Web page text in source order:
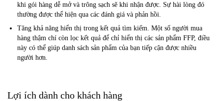
khi gói hàng dễ mở và trông sạch sẽ khi nhận được. Sự hài lòng đó
thường được thể hiện qua các đánh giá và phản hồi.
Tăng khả năng hiển thị trong kết quả tìm kiếm. Một số người mua
hàng thậm chí còn lọc kết quả để chỉ hiển thị các sản phẩm FFP, điều
này có thể giúp danh sách sản phẩm của bạn tiếp cận được nhiều
người hơn.
Lợi ích dành cho khách hàng